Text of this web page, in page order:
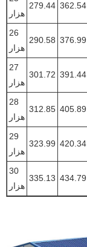
هزار
279.44 362.54
26
هزار
290.58 376.99
27
هزار
301.72 391.44
28
هزار
312.85 405.89
29
هزار
323.99 420.34
30
هزار
335.13 434.79